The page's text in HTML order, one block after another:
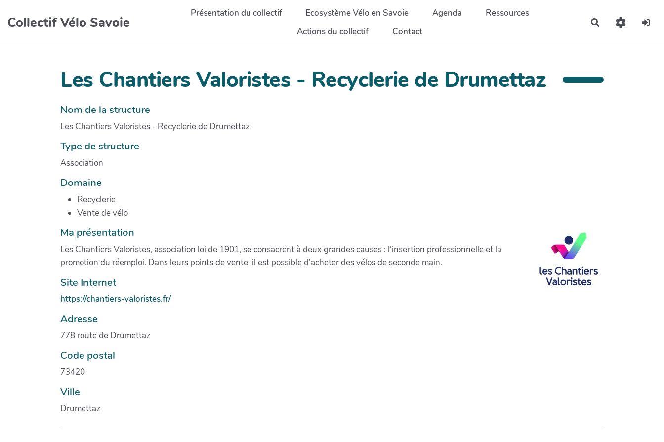
Collectif Vélo Savoie
Présentation du collectif Ecosystème Vélo en Savoie Agenda
Ressources
Actions du collectif
Contact
Rechercher
Les Chantiers Valoristes - Recyclerie de Drumettaz
Nom de la structure
Les Chantiers Valoristes - Recyclerie de Drumettaz
Type de structure
Association
Domaine
Recyclerie
Vente de vélo
Ma présentation
Les Chantiers Valoristes, association loi de 1901, se consacrent à deux grandes causes : l’insertion professionnelle et la
promotion du réemploi. Dans leurs points de vente, il est possible d'acheter des vélos de seconde main.
Site Internet
https://chantiers-valoristes.fr/
Adresse
778 route de Drumettaz
Code postal
73420
Ville
Drumettaz